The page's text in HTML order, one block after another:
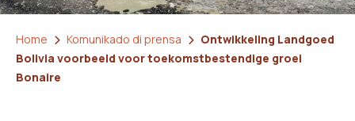
Home Komunikado di prensa
Ontwikkeling Landgoed
Bolivia voorbeeld voor toekomstbestendige groei
Bonaire